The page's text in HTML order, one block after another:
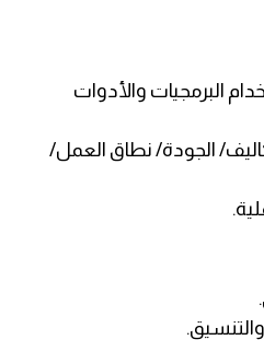
البرمجيات والأدوات
الجودة/ نطاق العمل/